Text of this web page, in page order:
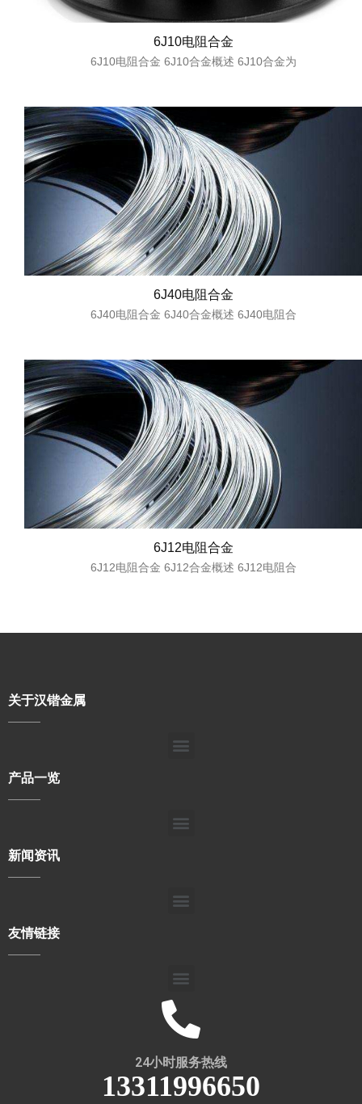
6J10电阻合金
6J10电阻合金 6J10合金概述 6J10合金为
6J40电阻合金
6J40电阻合金 6J40合金概述 6J40电阻合
6J12电阻合金
6J12电阻合金 6J12合金概述 6J12电阻合
关于汉锴金属
产品一览
新闻资讯
友情链接
24小时服务热线
13311996650